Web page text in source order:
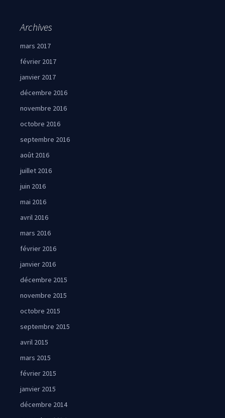
Archives
mars 2017
février 2017
janvier 2017
décembre 2016
novembre 2016
octobre 2016
septembre 2016
août 2016
juillet 2016
juin 2016
mai 2016
avril 2016
mars 2016
février 2016
janvier 2016
décembre 2015
novembre 2015
octobre 2015
septembre 2015
avril 2015
mars 2015
février 2015
janvier 2015
décembre 2014